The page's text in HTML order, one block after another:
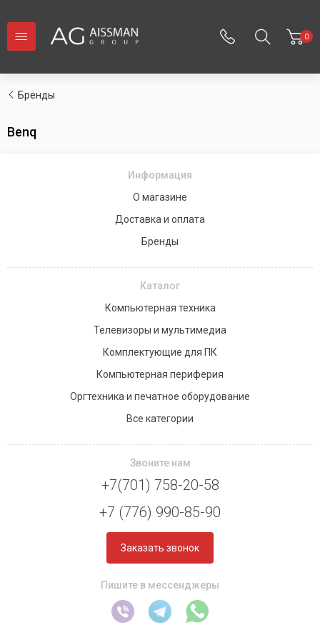
0
Бренды
Benq
Информация
О магазине
Доставка и оплата
Бренды
Каталог
Компьютерная техника
Телевизоры и мультимедиа
Комплектующие для ПК
Компьютерная периферия
Оргтехника и печатное оборудование
Все категории
Звоните нам
+7(701) 758-20-58
+7 (776) 990-85-90
Заказать звонок
Пишите в мессенджеры